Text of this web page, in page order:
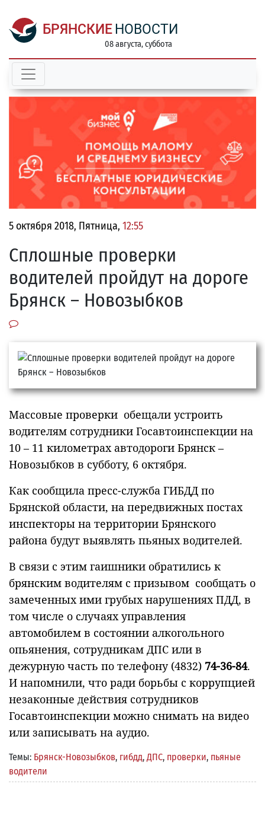
БРЯНСКИЕ НОВОСТИ
08 августа, суббота
5 октября 2018, Пятница, 12:55
Сплошные проверки
водителей пройдут на дороге
Брянск – Новозыбков
Массовые проверки обещали устроить
водителям сотрудники Госавтоинспекции на
10 – 11 километрах автодороги Брянск –
Новозыбков в субботу, 6 октября.
Как сообщила пресс-служба ГИБДД по
Брянской области, на передвижных постах
инспекторы на территории Брянского
района будут выявлять пьяных водителей.
В связи с этим гаишники обратились к
брянским водителям с призывом сообщать о
замеченных ими грубых нарушениях ПДД, в
том числе о случаях управления
автомобилем в состоянии алкогольного
опьянения, сотрудникам ДПС или в
дежурную часть по телефону (4832) 74-36-84.
И напомнили, что ради борьбы с коррупцией
незаконные действия сотрудников
Госавтоинспекции можно снимать на видео
или записывать на аудио.
Темы: Брянск-Новозыбков, гибдд, ДПС, проверки, пьяные
водители